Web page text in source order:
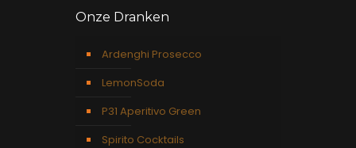
Onze Dranken
Ardenghi Prosecco
LemonSoda
P31 Aperitivo Green
Spirito Cocktails